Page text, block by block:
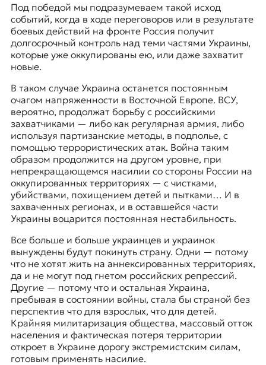
Под победой мы подразумеваем такой исход
событий, когда в ходе переговоров или в результате
боевых действий на фронте Россия получит
долгосрочный контроль над теми частями Украины,
которые уже оккупированы ею, или даже захватит
новые.
В таком случае Украина останется постоянным
очагом напряженности в Восточной Европе. ВСУ,
вероятно, продолжат борьбу с российскими
захватчиками — либо как регулярная армия, либо
используя партизанские методы, в подполье, с
помощью террористических атак. Война таким
образом продолжится на другом уровне, при
непрекращающемся насилии со стороны России на
оккупированных территориях — с чистками,
убийствами, похищением детей и пытками… И в
захваченных регионах, и в оставшейся части
Украины воцарится постоянная нестабильность.
Все больше и больше украинцев и украинок
вынуждены будут покинуть страну. Одни — потому
что не хотят жить на аннексированных территориях,
да и не могут под гнетом российских репрессий.
Другие — потому что и остальная Украина,
пребывая в состоянии войны, стала бы страной без
перспектив что для взрослых, что для детей.
Крайняя милитаризация общества, массовый отток
населения и фактическая потеря территории
откроет в Украине дорогу экстремистским силам,
готовым применять насилие.